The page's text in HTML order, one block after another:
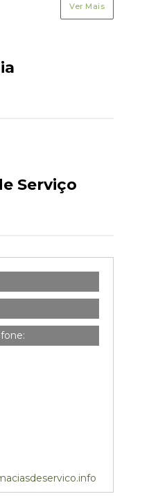
Ver Mais
Serviço